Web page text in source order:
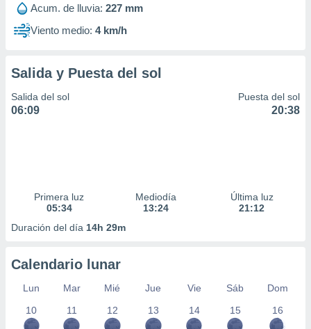
Acum. de lluvia: 227 mm
Viento medio: 4 km/h
Salida y Puesta del sol
Salida del sol
06:09
Puesta del sol
20:38
Primera luz
05:34
Mediodía
13:24
Última luz
21:12
Duración del día 14h 29m
Calendario lunar
Lun Mar Mié Jue Vie Sáb
Dom
10
11 12 13 14 15 16